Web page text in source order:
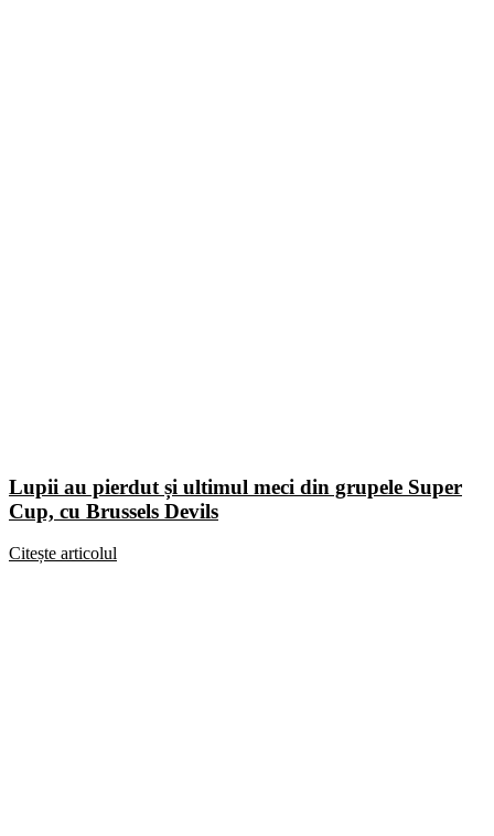
Lupii au pierdut și ultimul meci din grupele Super
Cup, cu Brussels Devils
Citește articolul